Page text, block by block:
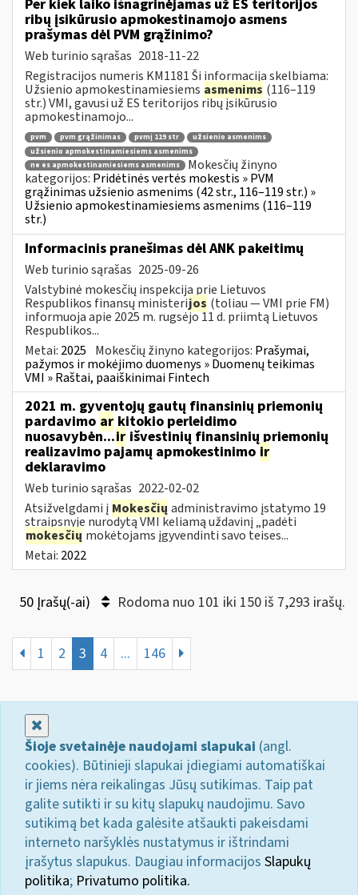
Per kiek laiko išnagrinėjamas už ES teritorijos
ribų įsikūrusio apmokestinamojo asmens
prašymas dėl PVM grąžinimo?
Web turinio sąrašas 2018-11-22
Registracijos numeris KM1181 Ši informacija skelbiama:
Užsienio apmokestinamiesiems asmenims (116–119
str.) VMI, gavusi už ES teritorijos ribų įsikūrusio
apmokestinamojo...
pvm pvm grąžinimas pvmį 119 str
užsienio asmenims
užsienio apmokestinamiesiems asmenims
ne es apmokestinamiesiems asmenims
Mokesčių žinyno
kategorijos: Pridėtinės vertės mokestis » PVM
grąžinimas užsienio asmenims (42 str., 116–119 str.) »
Užsienio apmokestinamiesiems asmenims (116–119
str.)
Informacinis pranešimas dėl ANK pakeitimų
Web turinio sąrašas 2025-09-26
Valstybinė mokesčių inspekcija prie Lietuvos
Respublikos finansų ministerijos (toliau — VMI prie FM)
informuoja apie 2025 m. rugsėjo 11 d. priimtą Lietuvos
Respublikos...
Metai: 2025 Mokesčių žinyno kategorijos: Prašymai,
pažymos ir mokėjimo duomenys » Duomenų teikimas
VMI » Raštai, paaiškinimai Fintech
2021 m. gyventojų gautų finansinių priemonių
pardavimo ar kitokio perleidimo
nuosavybėn...ir išvestinių finansinių priemonių
realizavimo pajamų apmokestinimo ir
deklaravimo
Web turinio sąrašas 2022-02-02
Atsižvelgdami į Mokesčių administravimo įstatymo 19
straipsnyje nurodytą VMI keliamą uždavinį „padėti
mokesčių mokėtojams įgyvendinti savo teises...
Metai: 2022
50 Įrašų(-ai) Rodoma nuo 101 iki 150 iš 7,293 irašų.
1 2 3 4 ... 146
Šioje svetainėje naudojami slapukai (angl.
cookies). Būtinieji slapukai įdiegiami automatiškai
ir jiems nėra reikalingas Jūsų sutikimas. Taip pat
galite sutikti ir su kitų slapukų naudojimu. Savo
sutikimą bet kada galėsite atšaukti pakeisdami
interneto naršyklės nustatymus ir ištrindami
įrašytus slapukus. Daugiau informacijos Slapukų
politika; Privatumo politika.